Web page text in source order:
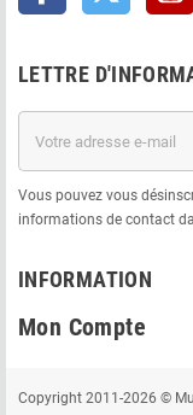
LETTRE
Vous pouvez vous
informations de contact
INFORMATION
Mon Compte
Copyright 2011-2026 ©